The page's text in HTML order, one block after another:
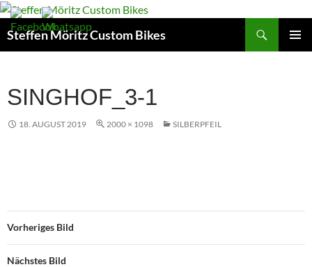
Steffen Möritz Custom Bikes
Suchen
SINGHOF_3-1
18. AUGUST 2019 2000 × 1098 SILBERPFEIL
Vorheriges Bild
Nächstes Bild